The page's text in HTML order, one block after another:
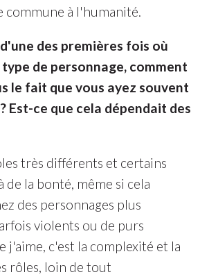
commune à l'humanité.
des premières fois où
de personnage, comment
le fait que vous ayez souvent
Est-ce que cela dépendait des
très différents et certains
de la bonté, même si cela
des personnages plus
violents ou de purs
j'aime, c'est la complexité et la
rôles, loin de tout